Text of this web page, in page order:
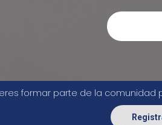
formar parte de la comunidad